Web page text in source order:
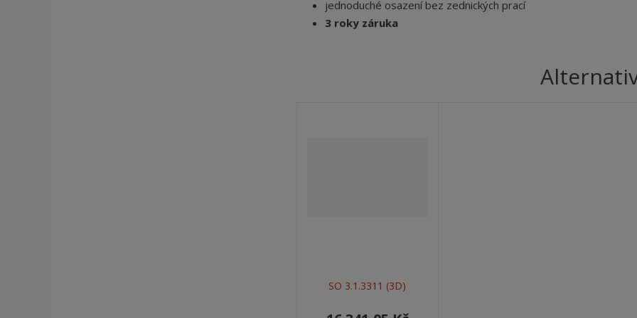
jednoduché osazení bez zednických prací
3 roky záruka
SO 3.1.3311 (3D)